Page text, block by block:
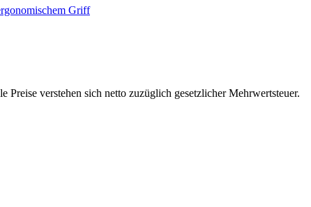
verstehen sich netto zuzüglich gesetzlicher Mehrwertsteuer.